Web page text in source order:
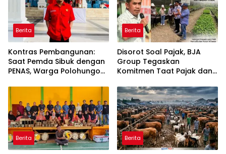
Berita
Kontras Pembangunan:
Saat Pemda Sibuk dengan
PENAS, Warga Polohungo
Berita
Disorot Soal Pajak, BJA
Group Tegaskan
Komitmen Taat Pajak dan
Berita Berita